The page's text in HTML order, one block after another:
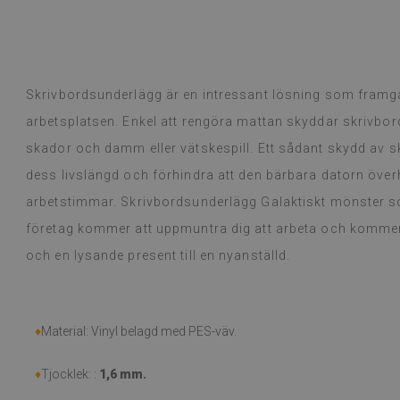
Skrivbordsunderlägg är en intressant lösning som
arbetsplatsen. Enkel att rengöra mattan skyddar
skador och damm eller vätskespill. Ett sådant skydd av
dess livslängd och förhindra att den bärbara datorn
arbetstimmar. Skrivbordsunderlägg Galaktiskt mönster
företag kommer att uppmuntra dig att arbeta och
och en lysande present till en nyanställd.
♦Material: Vinyl belagd med PES-väv.
♦Tjocklek: : 1,6 mm.
förpackad.
är väldigt nöjd
så tunn
använt dem i
matlagning på
inte märkt
torka av med
eller spills.
1 år